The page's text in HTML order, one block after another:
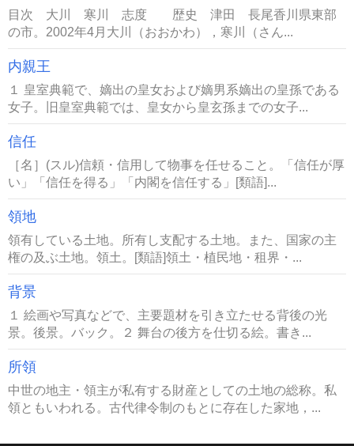
目次 大川 寒川 志度 歴史 津田 長尾香川県東部
の市。2002年4月大川（おおかわ），寒川（さん...
内親王
１ 皇室典範で、嫡出の皇女および嫡男系嫡出の皇孫である
女子。旧皇室典範では、皇女から皇玄孫までの女子...
信任
［名］(スル)信頼・信用して物事を任せること。「信任が厚
い」「信任を得る」「内閣を信任する」[類語]...
領地
領有している土地。所有し支配する土地。また、国家の主
権の及ぶ土地。領土。[類語]領土・植民地・租界・...
背景
１ 絵画や写真などで、主要題材を引き立たせる背後の光
景。後景。バック。２ 舞台の後方を仕切る絵。書き...
所領
中世の地主・領主が私有する財産としての土地の総称。私
領ともいわれる。古代律令制のもとに存在した家地，...